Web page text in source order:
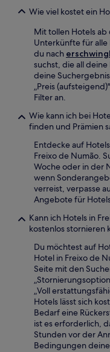
Wie viel kostet ein
Mit tollen Hotels ab
Unterkünfte für
du nach
suchst, die all
deine
„Preis
Filter an.
Wie kann ich bei
finden und Prämien
Entdecke auf
Freixo de Numão.
Woche oder in der
wenn
verreist, verpasse
Angebote für
Kann ich Hotels in
kostenlos stornieren
Du möchtest auf
Hotel in Freixo de
Seite mit den
„Voll
Hotels lässt sich
Bedarf eine
ist es erforderlich,
Stunden vor der
Bedingungen